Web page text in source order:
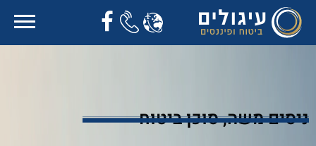
ניסים משה, סוכן ביטוח